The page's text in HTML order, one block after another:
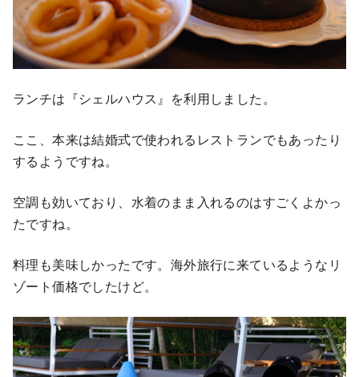
ランチは『シェルハウス』を利用しました。
ここ、本来は結婚式で使われるレストランでもあったり
するようですね。
空調も効いており、水着のまま入れるのはすごくよかっ
たですね。
料理も美味しかったです。海外旅行に来ているようなリ
ゾート価格でしたけど。